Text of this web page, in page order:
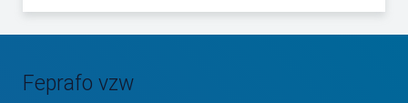
Feprafo vzw